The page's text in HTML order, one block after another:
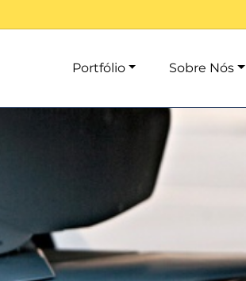
Portfólio Sobre Nós